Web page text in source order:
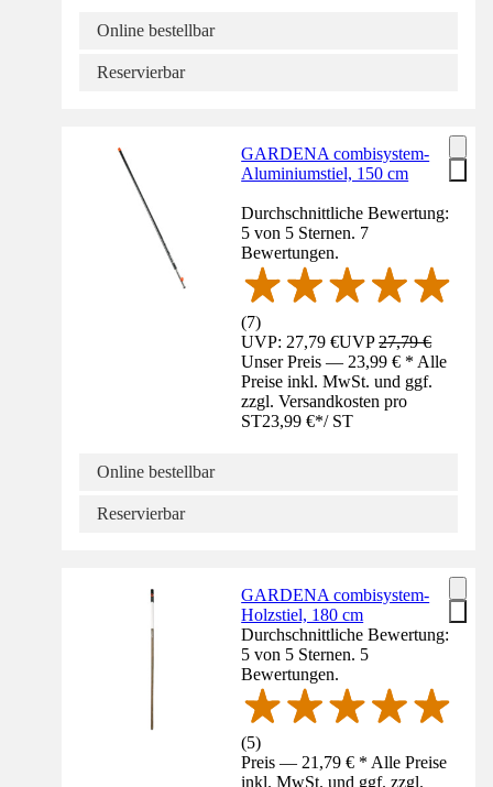
Online bestellbar
Reservierbar
GARDENA combisystem-
Aluminiumstiel, 150 cm
Durchschnittliche Bewertung:
5 von 5 Sternen. 7
Bewertungen.
(7)
UVP: 27,79 €UVP27,79 €
Unser Preis — 23,99 € * Alle
Preise inkl. MwSt. und ggf.
zzgl. Versandkosten pro
ST23,99 €*/ ST
Online bestellbar
Reservierbar
GARDENA combisystem-
Holzstiel, 180 cm
Durchschnittliche Bewertung:
5 von 5 Sternen. 5
Bewertungen.
(5)
Preis — 21,79 € * Alle Preise
inkl. MwSt. und ggf. zzgl.